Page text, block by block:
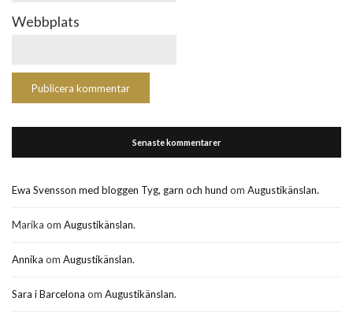
Webbplats
Senaste kommentarer
Ewa Svensson med bloggen Tyg, garn och hund om Augustikänslan.
Marika om Augustikänslan.
Annika om Augustikänslan.
Sara i Barcelona om Augustikänslan.